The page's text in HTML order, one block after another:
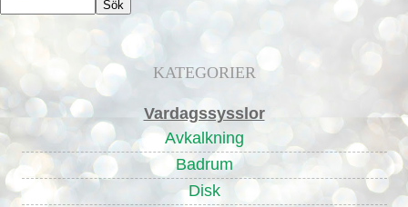
KATEGORIER
Vardagssysslor
Avkalkning
Badrum
Disk